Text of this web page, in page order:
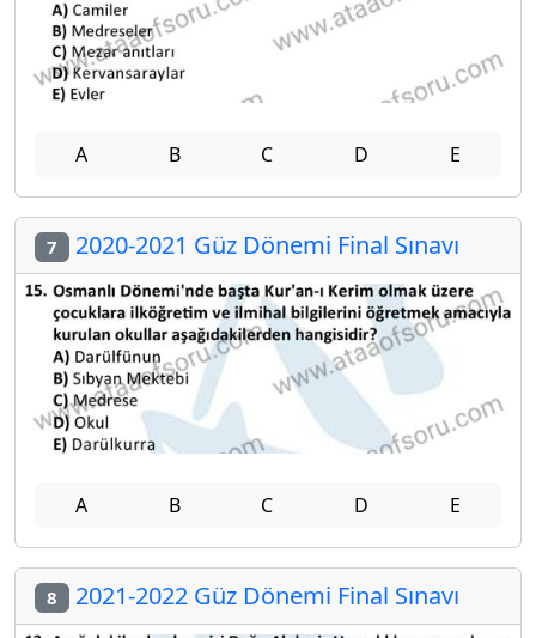
A B C D E
7 2020-2021 Güz Dönemi Final Sınavı
A B C D E
8 2021-2022 Güz Dönemi Final Sınavı